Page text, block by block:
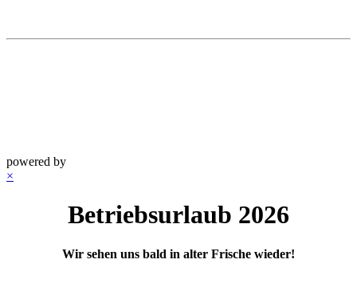
powered by
×
Betriebsurlaub 2026
Wir sehen uns bald in alter Frische wieder!